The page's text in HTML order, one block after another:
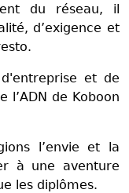
du réseau, il
d’exigence et
et de
l’ADN de Koboon
l’envie et la
à une aventure
les diplômes.